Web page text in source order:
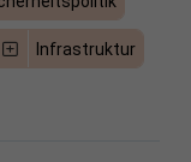
Infrastruktur